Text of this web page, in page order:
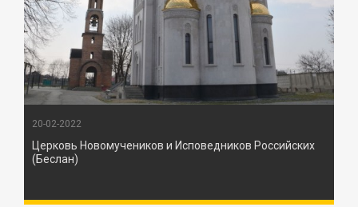
20-02-2022
Церковь Новомучеников и Исповедников Российских
(Беслан)